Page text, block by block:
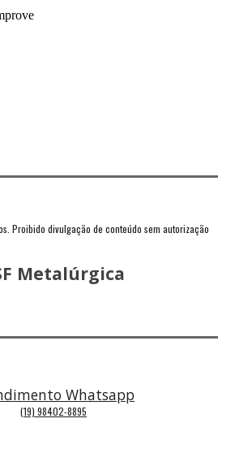
Proibido divulgação de conteúdo sem autorização
Metalúrgica
Whatsapp
(19) 98402-8895